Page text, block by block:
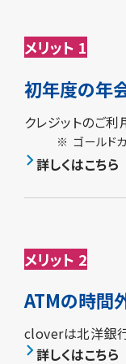
メリット 1
初年度の年
クレジットのご
※ ゴールド
詳しくはこちら
メリット 2
ATMの時間
cloverは北洋銀
詳しくはこちら